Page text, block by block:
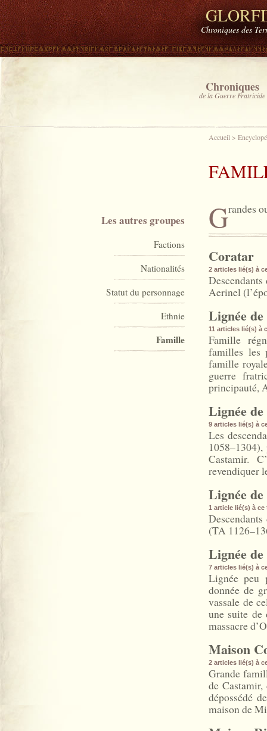
Chroniques des
Chroniques
de la Guerre Fratricide
Accueil >
Grandes
Coratar
2 articles lié(s) à
Aerinel
Lignée
11 articles lié(s) à
Famille
familles les
famille
guerre
principauté,
Lignée
9 articles lié(s) à
Les
Castamir.
revendiquer
Lignée
1 article lié(s) à ce
(TA
Lignée
7 articles lié(s) à
Lignée peu
donnée de
vassale de
une suite de
massacre
Maison
2 articles lié(s) à
Grande
de
dépossédé
maison de
Les autres groupes
Factions
Nationalités
Statut du personnage
Ethnie
Famille